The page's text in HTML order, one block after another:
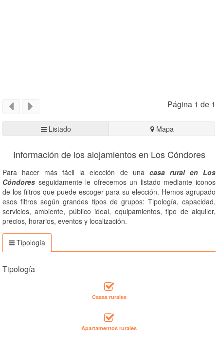
Página 1 de 1
Listado Mapa
Información de los alojamientos en Los Cóndores
Para hacer más fácil la elección de una casa rural en Los
Cóndores seguidamente le ofrecemos un listado mediante iconos
de los filtros que puede escoger para su elección. Hemos agrupado
esos filtros según grandes tipos de grupos: Tipología, capacidad,
servicios, ambiente, público ideal, equipamientos, tipo de alquiler,
precios, horarios, eventos y localización.
Tipología
Tipología
Casas rurales
Apartamentos rurales